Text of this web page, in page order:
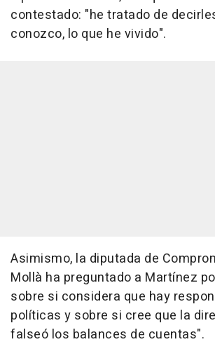
contestado: "he tratado de
conozco, lo que he vivido".
Asimismo, la diputada de
Mollà ha preguntado a Martínez
sobre si considera que hay
políticas y sobre si cree que la
falseó los balances de cuentas".